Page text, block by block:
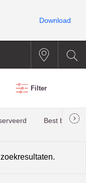
Filter
Best
Download